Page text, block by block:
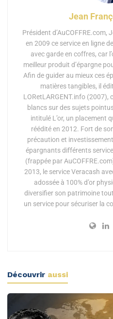
Jean
Président d’AuCOFFRE.com,
en 2009 ce service en ligne
avec garde en coffres, car
meilleur produit d’épargne
Afin de guider au mieux ces
matières tangibles, il
LORetLARGENT.info (2007),
blancs sur des sujets
intitulé L’or, un placement
réédité en 2012. Fort de
précaution et
épargnants différents
(frappée par
2013, le service Veracash
adossée à 100% d’or
diversifier son patrimoine
un service pour sécuriser la
Découvrir aussi